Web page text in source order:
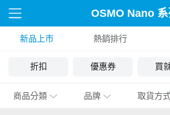
OSMO Nano 系
新品上市 熱銷排行
折扣 優惠券 買
商品分類 品牌 取貨方